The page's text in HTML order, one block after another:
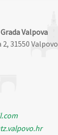
Valpova
31550 Valpovo